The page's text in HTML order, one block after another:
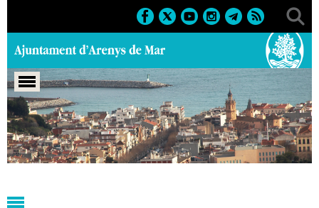
Portada > Agenda > 17-11-
2017 > Marcs > 2017 > Conferències